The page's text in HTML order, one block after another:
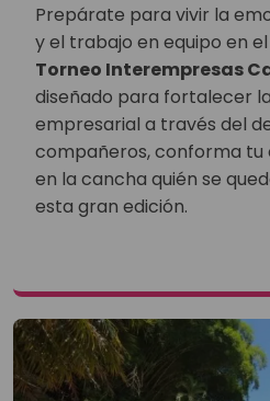
Prepárate para vivir la
y el trabajo en equipo en el
Torneo Interempresas
diseñado para fortalecer
empresarial a través del
compañeros, conforma tu
en la cancha quién se
esta gran edición.